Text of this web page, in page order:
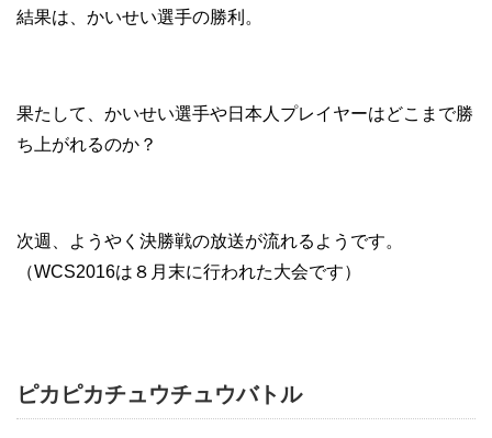
結果は、かいせい選手の勝利。
果たして、かいせい選手や日本人プレイヤーはどこまで勝
ち上がれるのか？
次週、ようやく決勝戦の放送が流れるようです。
（WCS2016は８月末に行われた大会です）
ピカピカチュウチュウバトル